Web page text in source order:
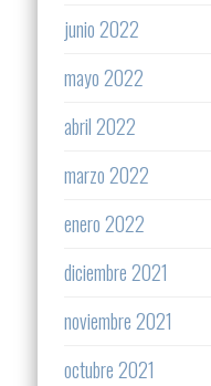
junio 2022
mayo 2022
abril 2022
marzo 2022
enero 2022
diciembre 2021
noviembre 2021
octubre 2021